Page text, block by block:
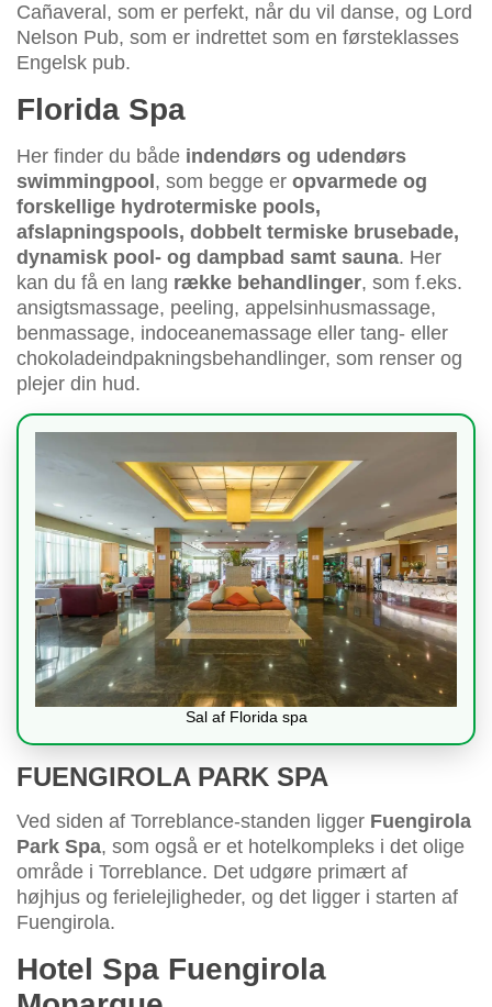
Cañaveral, som er perfekt, når du vil danse, og Lord
Nelson Pub, som er indrettet som en førsteklasses
Engelsk pub.
Florida Spa
Her finder du både indendørs og udendørs
swimmingpool , som begge er opvarmede og
forskellige hydrotermiske pools,
afslapningspools, dobbelt termiske brusebade,
dynamisk pool- og dampbad samt sauna. Her
kan du få en lang række behandlinger, som f.eks.
ansigtsmassage, peeling, appelsinhusmassage,
benmassage, indoceanemassage eller tang- eller
chokoladeindpakningsbehandlinger, som renser og
plejer din hud.
Sal af Florida spa
FUENGIROLA PARK SPA
Ved siden af Torreblance-standen ligger Fuengirola
Park Spa, som også er et hotelkompleks i det olige
område i Torreblance. Det udgøre primært af
højhjus og ferielejligheder, og det ligger i starten af
Fuengirola.
Hotel Spa Fuengirola